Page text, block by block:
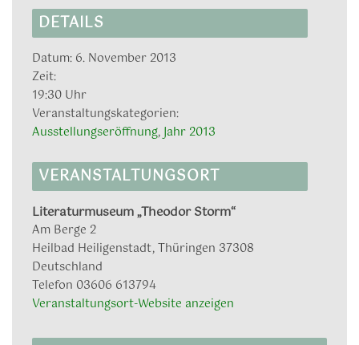
DETAILS
Datum: 6. November 2013
Zeit:
19:30 Uhr
Veranstaltungskategorien:
Ausstellungseröffnung,Jahr 2013
VERANSTALTUNGSORT
Literaturmuseum „Theodor Storm“
Am Berge 2
Heilbad Heiligenstadt,Thüringen 37308
Deutschland
Telefon 03606 613794
Veranstaltungsort-Website anzeigen